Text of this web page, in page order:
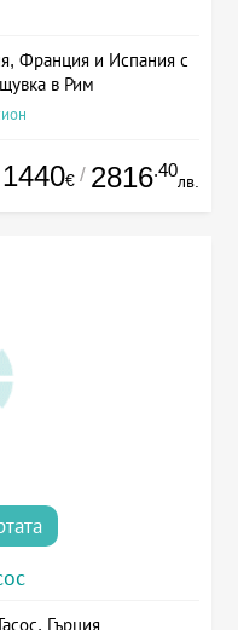
Франция и Испания с
в Рим
1440€ / 2816.40
лв.
Гърция